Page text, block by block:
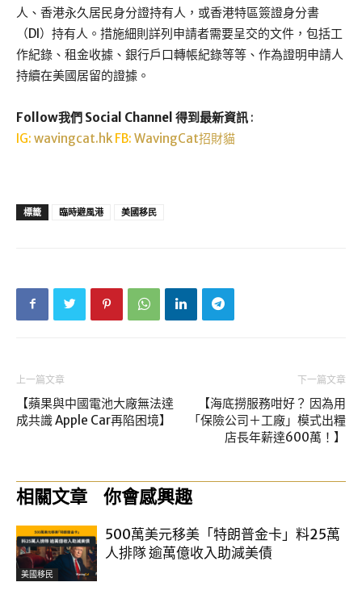
人、香港永久居民身分證持有人，或香港特區簽證身分書
（DI）持有人。措施細則詳列申請者需要呈交的文件，包括工
作紀錄、租金收據、銀行戶口轉帳紀錄等等、作為證明申請人
持續在美國居留的證據。
Follow我們 Social Channel 得到最新資訊 :
IG: wavingcat.hk FB: WavingCat招財貓
標籤 臨時避風港 美國移民
上一篇文章
【蘋果與中國電池大廠無法達
成共識 Apple Car再陷困境】
下一篇文章
【海底撈服務咁好？ 因為用
「保險公司＋工廠」模式出糧
店長年薪達600萬！】
相關文章 你會感興趣
美國移民
500萬美元移美「特朗普金卡」料25萬
人排隊 逾萬億收入助減美債